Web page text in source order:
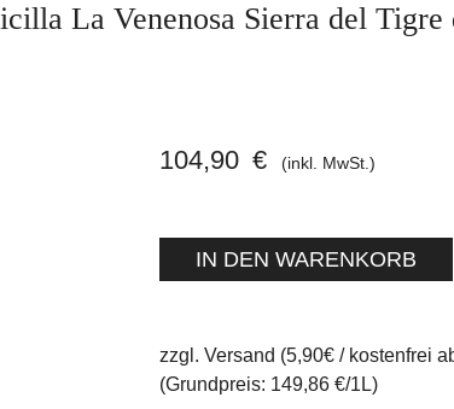
La Venenosa Sierra del Tigre
104,90 € (inkl. MwSt.)
zzgl. Versand (5,90€ / kostenfrei
(Grundpreis: 149,86 €/1L)